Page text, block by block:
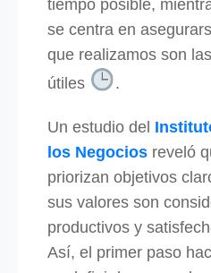
tiempo posible,
se centra en
que realizamos son
útiles
.
Un estudio del
los Negociosreveló
priorizan objetivos
sus valores son
productivos y
Así, el primer paso